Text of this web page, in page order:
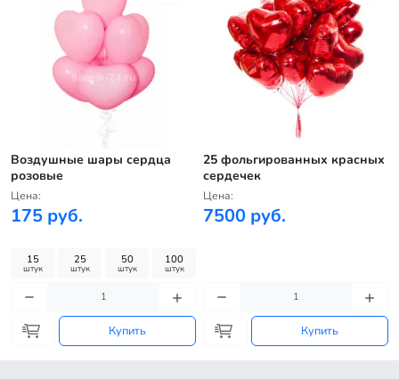
Воздушные шары сердца
розовые
Цена:
175 руб.
15
штук
25
штук
50
штук
100
штук
Купить
25 фольгированных красных
сердечек
Цена:
7500 руб.
Купить